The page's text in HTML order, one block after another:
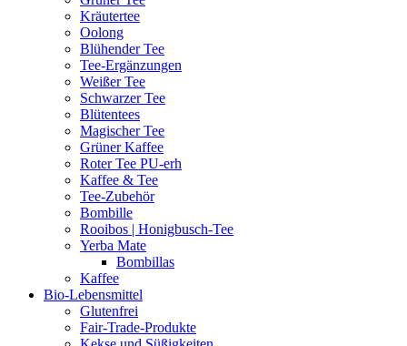
Kräutertee
Oolong
Blühender Tee
Tee-Ergänzungen
Weißer Tee
Schwarzer Tee
Blütentees
Magischer Tee
Grüner Kaffee
Roter Tee PU-erh
Kaffee & Tee
Tee-Zubehör
Bombille
Rooibos | Honigbusch-Tee
Yerba Mate
Bombillas
Kaffee
Bio-Lebensmittel
Glutenfrei
Fair-Trade-Produkte